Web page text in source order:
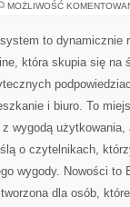
MOŻLIWOŚĆ
to dynamicznie
która skupia się na
i biuro. To
wygodą użytkowania,
o czytelnikach,
wygody. Nowości to
dla osób,